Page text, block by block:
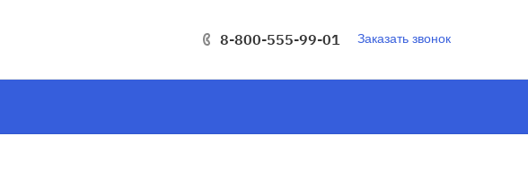
8-800-555-99-01 Заказать звонок